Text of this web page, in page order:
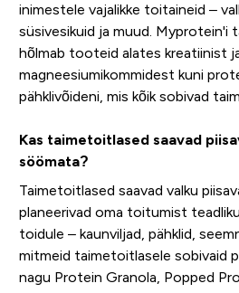
inimestele vajalikke toitaineid –
süsivesikuid ja muud. Myprotein'i
hõlmab tooteid alates kreatiinist
magneesiumikommidest kuni
pähklivõideni, mis kõik sobivad
Kas taimetoitlased saavad
söömata?
Taimetoitlased saavad valku
planeerivad oma toitumist
toidule – kaunviljad, pähklid,
mitmeid taimetoitlasele sobivaid
nagu Protein Granola, Popped